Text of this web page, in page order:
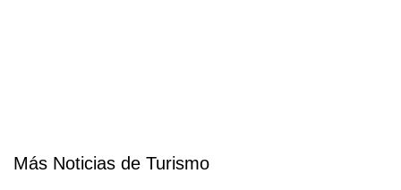
Más Noticias de Turismo